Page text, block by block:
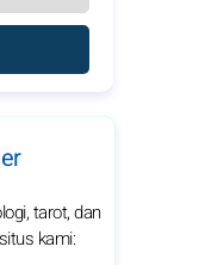
tarot, dan
kami: